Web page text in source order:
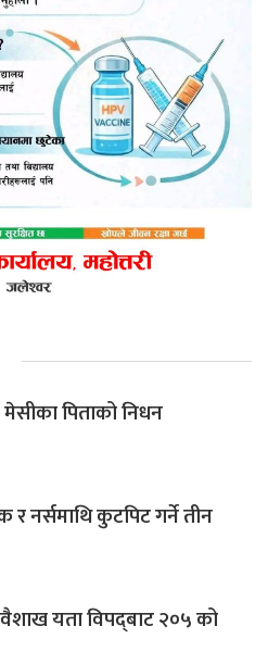
पिताको निधन
नर्समाथि कुटपिट गर्ने तीन
यता विपद्‌बाट २०५ को